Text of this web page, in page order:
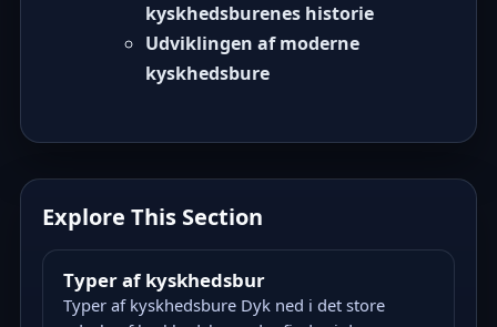
kyskhedsburenes historie
Udviklingen af moderne
kyskhedsbure
Explore This Section
Typer af kyskhedsbur
Typer af kyskhedsbure Dyk ned i det store